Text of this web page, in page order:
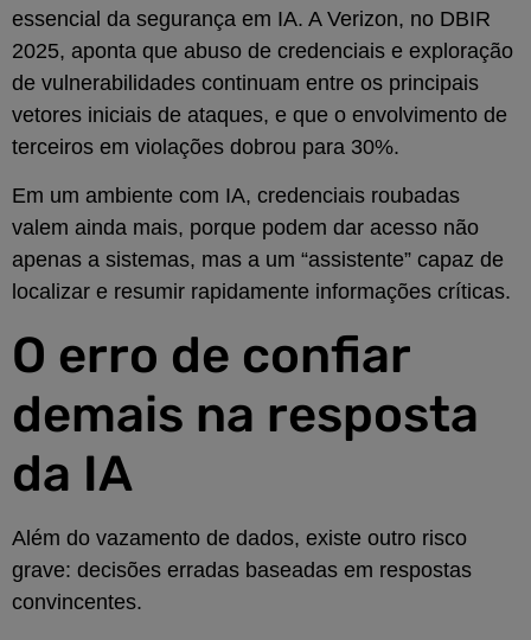
essencial da segurança em IA. A Verizon, no DBIR
2025, aponta que abuso de credenciais e exploração
de vulnerabilidades continuam entre os principais
vetores iniciais de ataques, e que o envolvimento de
terceiros em violações dobrou para 30%.
Em um ambiente com IA, credenciais roubadas
valem ainda mais, porque podem dar acesso não
apenas a sistemas, mas a um “assistente” capaz de
localizar e resumir rapidamente informações críticas.
O erro de confiar
demais na resposta
da IA
Além do vazamento de dados, existe outro risco
grave: decisões erradas baseadas em respostas
convincentes.